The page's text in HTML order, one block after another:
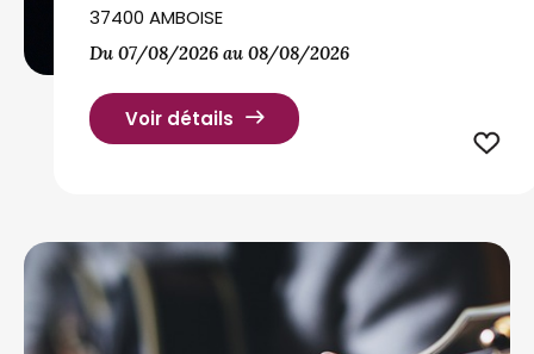
37400 AMBOISE
Du 07/08/2026 au 08/08/2026
Voir détails